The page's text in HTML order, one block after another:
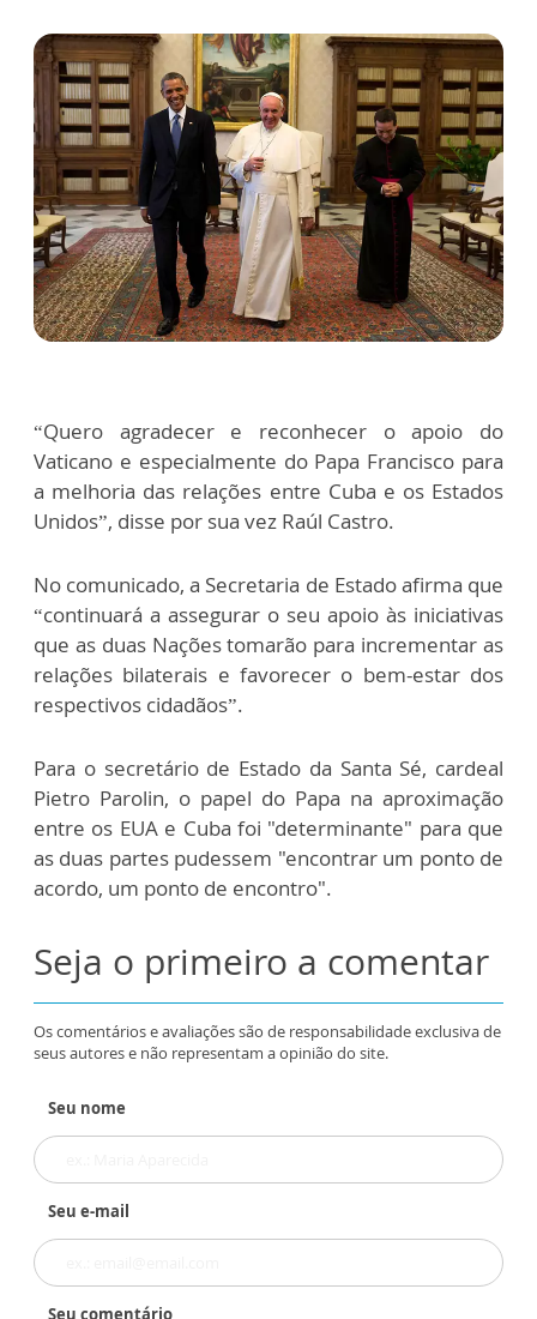
“Quero agradecer e reconhecer o apoio do
Vaticano e especialmente do Papa Francisco para
a melhoria das relações entre Cuba e os Estados
Unidos”, disse por sua vez Raúl Castro.
No comunicado, a Secretaria de Estado afirma que
“continuará a assegurar o seu apoio às iniciativas
que as duas Nações tomarão para incrementar as
relações bilaterais e favorecer o bem-estar dos
respectivos cidadãos”.
Para o secretário de Estado da Santa Sé, cardeal
Pietro Parolin, o papel do Papa na aproximação
entre os EUA e Cuba foi "determinante" para que
as duas partes pudessem "encontrar um ponto de
acordo, um ponto de encontro".
Seja o primeiro a comentar
Os comentários e avaliações são de responsabilidade exclusiva de
seus autores e não representam a opinião do site.
Seu nome
Seu e-mail
Seu comentário